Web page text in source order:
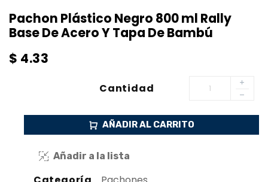
Pachon Plástico Negro 800 ml Rally
Base De Acero Y Tapa De Bambú
$ 4.33
Cantidad
AÑADIR AL CARRITO
Añadir a la lista